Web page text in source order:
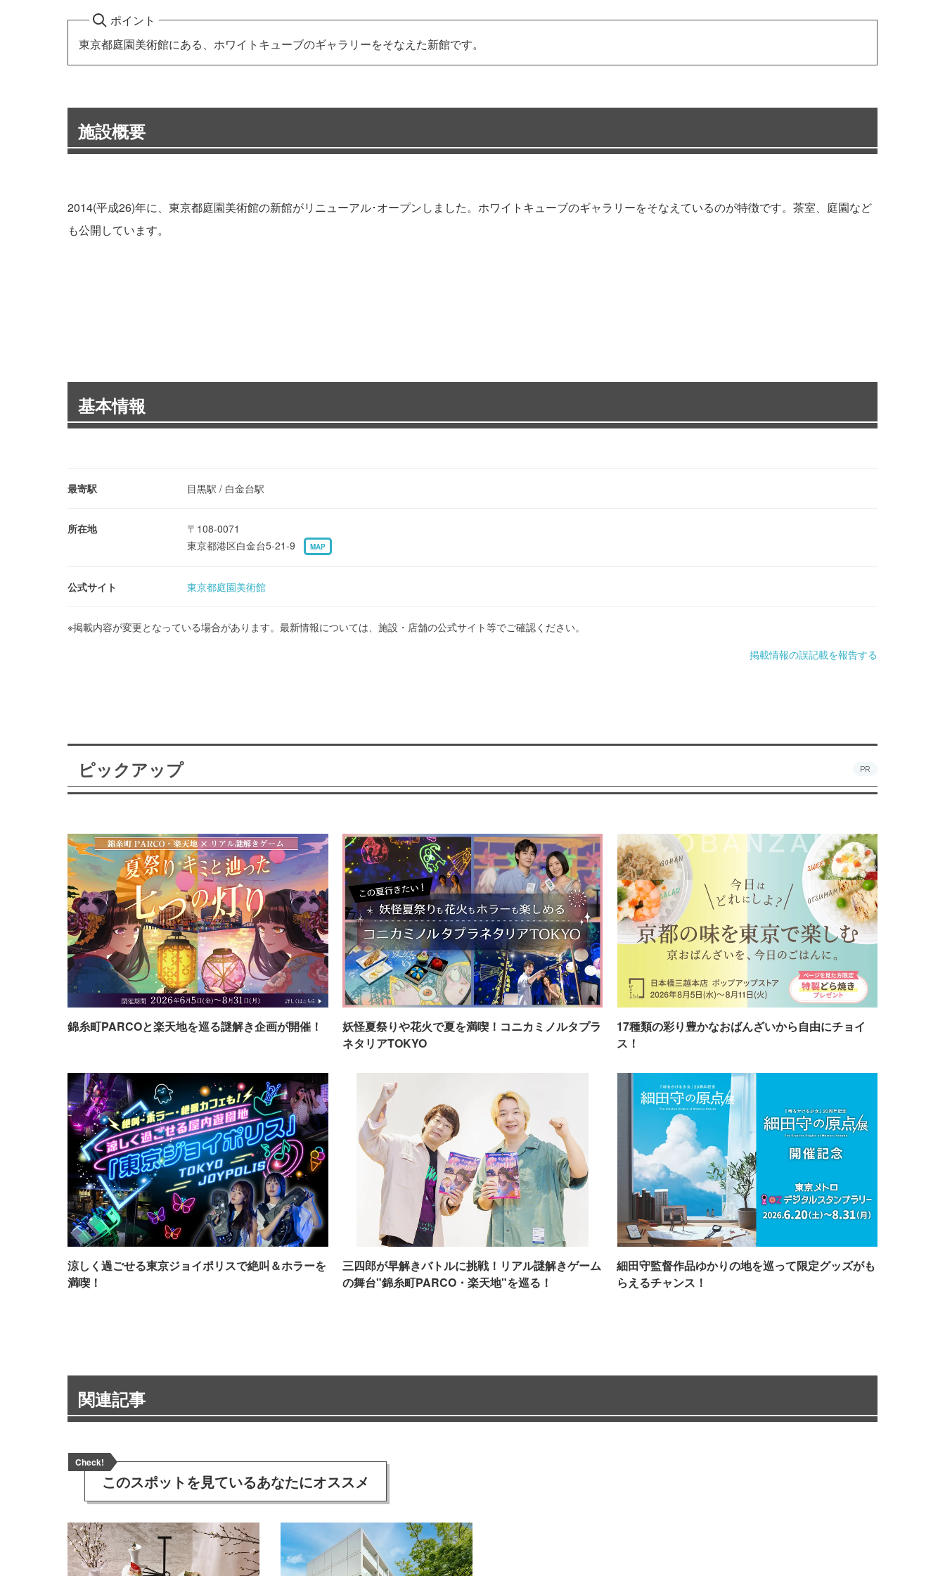
ポイント
東京都庭園美術館にある、ホワイトキューブのギャラリーをそなえた新館です。
施設概要
2014(平成26)年に、東京都庭園美術館の新館がリニューアル･オープンしました。ホワイトキューブのギャラリーをそなえているのが特徴です。茶室、庭園など
も公開しています。
基本情報
最寄駅 目黒駅 / 白金台駅
所在地
〒108-0071
東京都港区白金台5-21-9
MAP
公式サイト 東京都庭園美術館
※掲載内容が変更となっている場合があります。最新情報については、施設・店舗の公式サイト等でご確認ください。
掲載情報の誤記載を報告する
ピックアップ PR
錦糸町PARCOと楽天地を巡る謎解き企画が開催！
妖怪夏祭りや花火で夏を満喫！コニカミノルタプラ
ネタリアTOKYO
17種類の彩り豊かなおばんざいから自由にチョイ
ス！
涼しく過ごせる東京ジョイポリスで絶叫＆ホラーを
満喫！
三四郎が早解きバトルに挑戦！リアル謎解きゲーム
の舞台"錦糸町PARCO・楽天地"を巡る！
細田守監督作品ゆかりの地を巡って限定グッズがも
らえるチャンス！
関連記事
Check!
このスポットを見ているあなたにオススメ